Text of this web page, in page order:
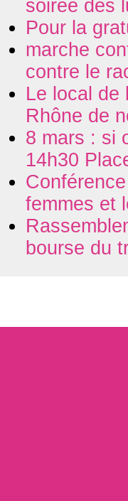
soirée des
Pour la
marche
contre le
Le local de
Rhône de
8 mars : si
14h30
femmes et
bourse du